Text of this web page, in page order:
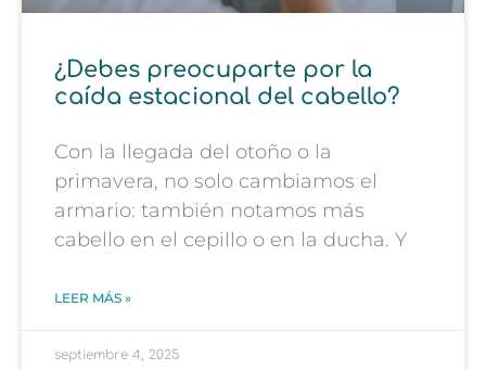
¿Debes preocuparte por la
caída estacional del cabello?
Con la llegada del otoño o la
primavera, no solo cambiamos el
armario: también notamos más
cabello en el cepillo o en la ducha. Y
LEER MÁS »
septiembre 4, 2025